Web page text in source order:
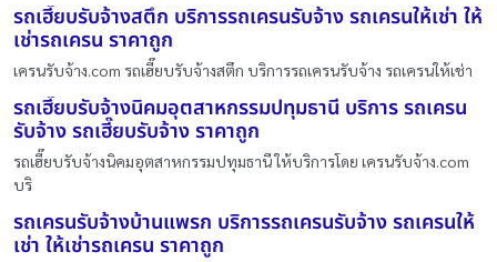
รถเฮี๊ยบรับจ้างสตึก บริการรถเครนรับจ้าง รถเครนให้เช่า ให้
เช่ารถเครน ราคาถูก
เครนรับจ้าง.com รถเฮี๊ยบรับจ้างสตึก บริการรถเครนรับจ้าง รถเครนให้เช่า
รถเฮี๊ยบรับจ้างนิคมอุตสาหกรรมปทุมธานี บริการ รถเครน
รับจ้าง รถเฮี๊ยบรับจ้าง ราคาถูก
รถเฮี๊ยบรับจ้างนิคมอุตสาหกรรมปทุมธานี ให้บริการโดย เครนรับจ้าง.com
บริ
รถเครนรับจ้างบ้านแพรก บริการรถเครนรับจ้าง รถเครนให้
เช่า ให้เช่ารถเครน ราคาถูก